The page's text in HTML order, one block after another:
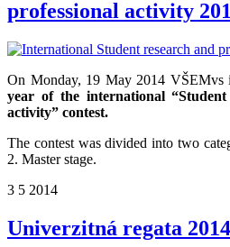
professional activity
On Monday, 19 May 2014 VŠEMvs
year of the international
activity” contest.
The contest was divided into two
2. Master stage.
3 5 2014
Univerzitná regata 2014